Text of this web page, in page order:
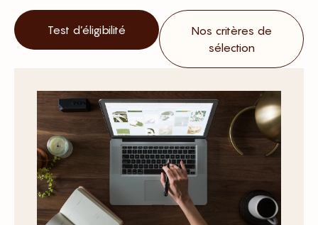
Test d’éligibilité
Nos critères de
sélection